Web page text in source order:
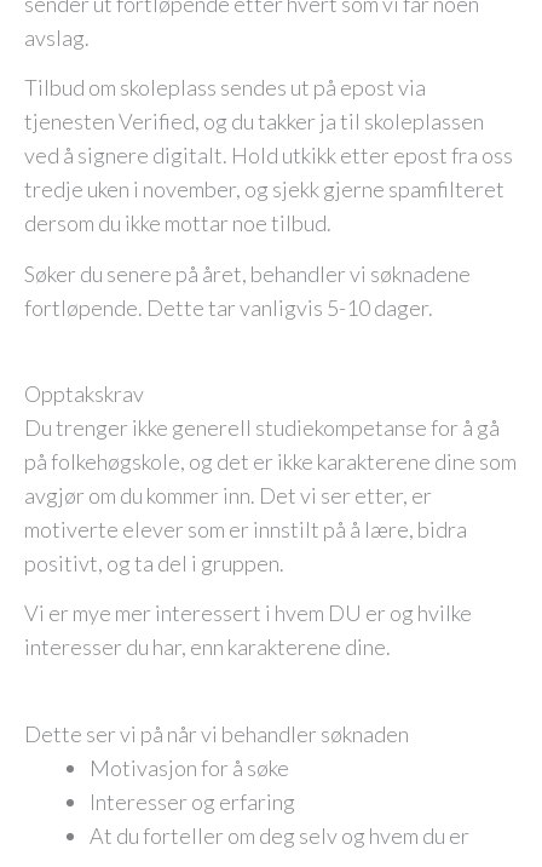
avslag.
Tilbud om skoleplass sendes ut på epost via
tjenesten Verified, og du takker ja til skoleplassen
ved å signere digitalt. Hold utkikk etter epost fra oss
tredje uken i november, og sjekk gjerne spamfilteret
dersom du ikke mottar noe tilbud.
Søker du senere på året, behandler vi søknadene
fortløpende. Dette tar vanligvis 5-10 dager.
Opptakskrav
Du trenger ikke generell studiekompetanse for å gå
på folkehøgskole, og det er ikke karakterene dine som
avgjør om du kommer inn. Det vi ser etter, er
motiverte elever som er innstilt på å lære, bidra
positivt, og ta del i gruppen.
Vi er mye mer interessert i hvem DU er og hvilke
interesser du har, enn karakterene dine.
Dette ser vi på når vi behandler søknaden
Motivasjon for å søke
Interesser og erfaring
At du forteller om deg selv og hvem du er